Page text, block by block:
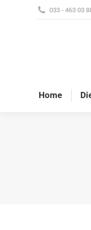
033 - 463 03
Home